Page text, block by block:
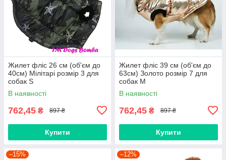
Жилет фліс 26 см (об'єм до
40см) Мілітарі розмір 3 для
собак S
В наявності
762,45 ₴ 897 ₴
Купити
Жилет фліс 39 см (об'єм до
63см) Золото розмір 7 для
собак M
В наявності
762,45 ₴ 897 ₴
Купити
–15% –12%